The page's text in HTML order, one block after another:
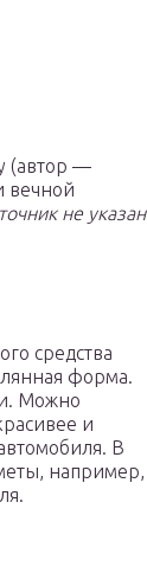
(автор —
вечной
не указан
средства
форма.
Можно
и
В
например,